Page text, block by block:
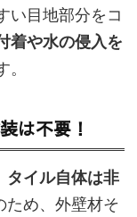
い目地部分をコ
着や水の侵入を
は不要！
タイル自体は非
ため、外壁材そ